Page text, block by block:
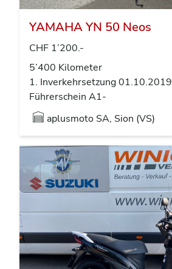
YAMAHA YN 50 Neos
CHF 1’200.-
5’400 Kilometer
1. Inverkehrsetzung 01.10.2019
Führerschein A1-
aplusmoto SA, Sion (VS)